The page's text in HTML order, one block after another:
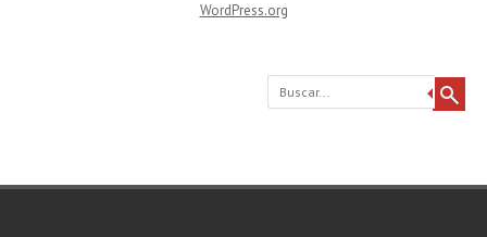
WordPress.org
Buscar